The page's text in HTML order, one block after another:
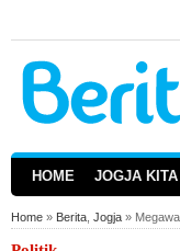
HOME JOGJA KITA
Home » Berita Jogja »